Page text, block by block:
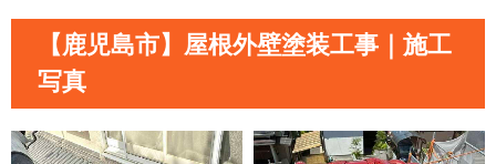
【鹿児島市】屋根外壁塗装工事｜施工
写真